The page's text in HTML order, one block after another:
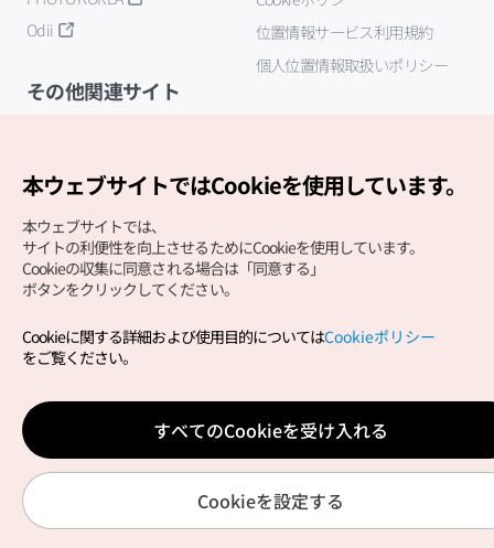
Odii
位置情報サービス利用規約
個人位置情報取扱いポリシー
その他関連サイト
Copyright (c) Korea Tourism Organization All Rights
サイトエラー報告公式メール
japanese@knto.or.kr
本ウェブサイトではCookieを使用しています。
本ウェブサイトでは、
サイトの利便性を向上させるためにCookieを使用しています。
Cookieの収集に同意される場合は「同意する」
ボタンをクリックしてください。
Cookieに関する詳細および使用目的についてはCookieポリシー
をご覧ください。
すべてのCookieを受け入れる
Cookieを設定する